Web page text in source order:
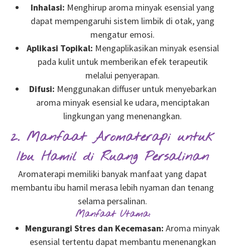
Inhalasi: Menghirup aroma minyak esensial yang
dapat mempengaruhi sistem limbik di otak, yang
mengatur emosi.
Aplikasi Topikal: Mengaplikasikan minyak esensial
pada kulit untuk memberikan efek terapeutik
melalui penyerapan.
Difusi: Menggunakan diffuser untuk menyebarkan
aroma minyak esensial ke udara, menciptakan
lingkungan yang menenangkan.
2. Manfaat Aromaterapi untuk
Ibu Hamil di Ruang Persalinan
Aromaterapi memiliki banyak manfaat yang dapat
membantu ibu hamil merasa lebih nyaman dan tenang
selama persalinan.
Manfaat Utama:
Mengurangi Stres dan Kecemasan: Aroma minyak
esensial tertentu dapat membantu menenangkan